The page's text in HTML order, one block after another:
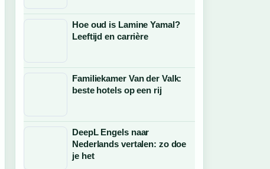
Hoe oud is Lamine Yamal?
Leeftijd en carrière
Familiekamer Van der Valk:
beste hotels op een rij
DeepL Engels naar
Nederlands vertalen: zo doe
je het